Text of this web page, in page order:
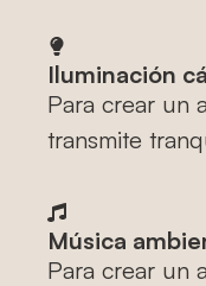
Iluminación
Para crear un
transmite
Música
Para crear un